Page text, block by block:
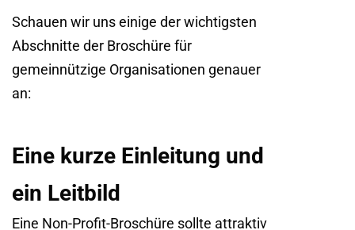
Schauen wir uns einige der wichtigsten
Abschnitte der Broschüre für
gemeinnützige Organisationen genauer
an:
Eine kurze Einleitung und
ein Leitbild
Eine Non-Profit-Broschüre sollte attraktiv